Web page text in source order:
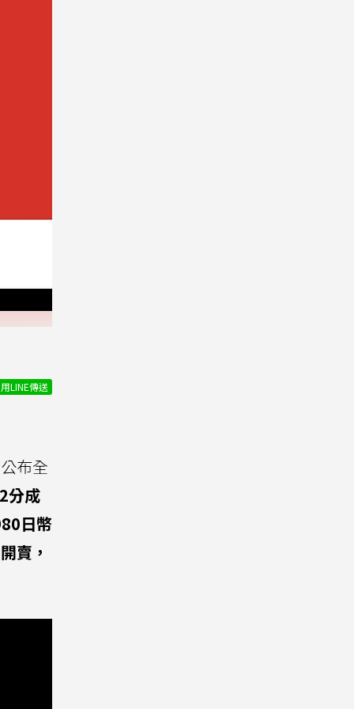
用LINE傳送
布全
分成
日幣
賣，